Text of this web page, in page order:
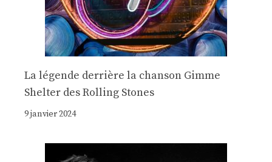
La légende derrière la chanson Gimme
Shelter des Rolling Stones
9 janvier 2024